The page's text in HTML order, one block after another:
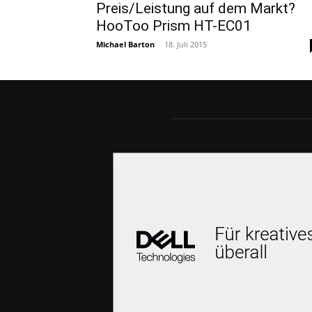
Preis/Leistung auf dem Markt?
HooToo Prism HT-EC01
Michael Barton - 18. Juli 2015